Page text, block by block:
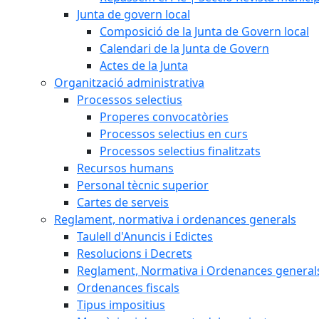
Junta de govern local
Composició de la Junta de Govern local
Calendari de la Junta de Govern
Actes de la Junta
Organització administrativa
Processos selectius
Properes convocatòries
Processos selectius en curs
Processos selectius finalitzats
Recursos humans
Personal tècnic superior
Cartes de serveis
Reglament, normativa i ordenances generals
Taulell d'Anuncis i Edictes
Resolucions i Decrets
Reglament, Normativa i Ordenances
Ordenances fiscals
Tipus impositius